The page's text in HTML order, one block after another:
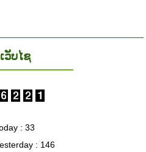
ວັບໄຊ
: 33
: 146